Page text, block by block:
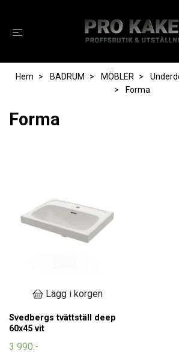
Hem BADRUM MÖBLER
Forma
Forma
Lägg i korgen
Svedbergs tvättställ deep
60x45 vit
3 990:-